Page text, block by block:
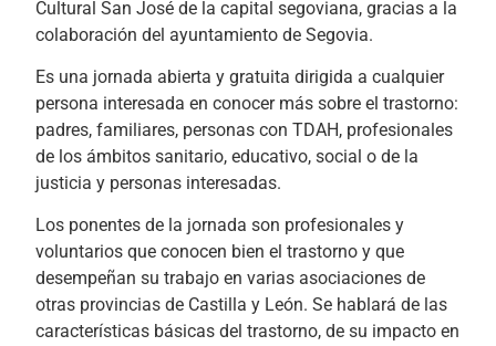
Cultural San José de la capital segoviana, gracias a la
colaboración del ayuntamiento de Segovia.
Es una jornada abierta y gratuita dirigida a cualquier
persona interesada en conocer más sobre el trastorno:
padres, familiares, personas con TDAH, profesionales
de los ámbitos sanitario, educativo, social o de la
justicia y personas interesadas.
Los ponentes de la jornada son profesionales y
voluntarios que conocen bien el trastorno y que
desempeñan su trabajo en varias asociaciones de
otras provincias de Castilla y León. Se hablará de las
características básicas del trastorno, de su impacto en